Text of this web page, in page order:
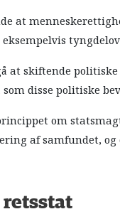
at
at skiftende
disse politiske
om
af samfundet,
retsstat